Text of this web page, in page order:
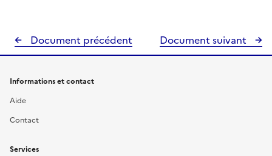
Document précédent Document suivant
Informations et contact
Aide
Contact
Services